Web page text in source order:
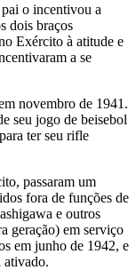
o incentivou a
dois braços
Exército à atitude e
a se
novembro de 1941.
seu jogo de beisebol
ter seu rifle
passaram um
fora de funções de
e outros
geração) em serviço
em junho de 1942, e
ativado.